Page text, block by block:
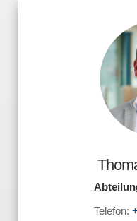
Telefon: